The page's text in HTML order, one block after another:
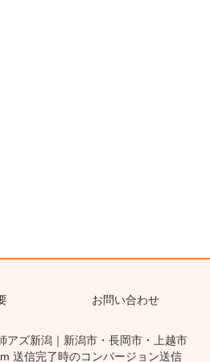
お問い合わせ
アズ新潟｜新潟市・長岡市・上越市
送信完了時のコンバージョン送信